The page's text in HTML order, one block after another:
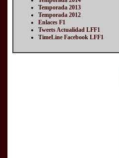
Temporada 2013
Temporada 2012
Enlaces F1
Tweets Actualidad LFF1
TimeLine Facebook LFF1